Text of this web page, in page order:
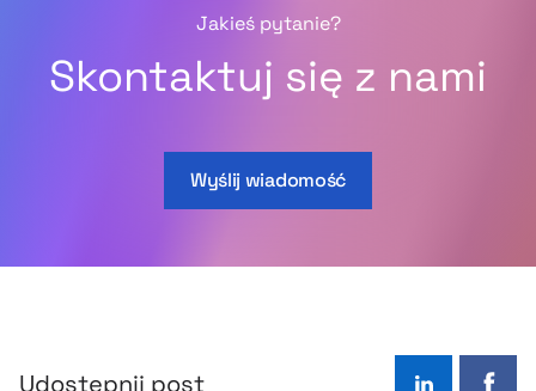
Jakieś pytanie?
Skontaktuj się z nami
Wyślij wiadomość
Udostępnij post